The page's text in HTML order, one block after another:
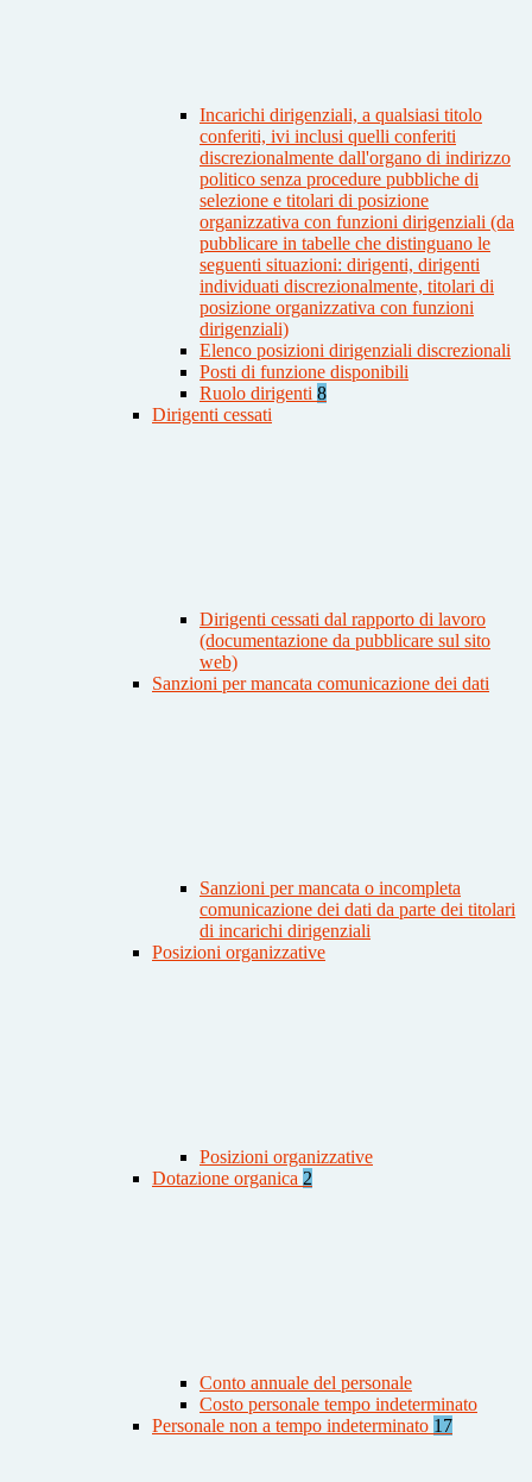
Incarichi dirigenziali, a qualsiasi titolo
conferiti, ivi inclusi quelli conferiti
discrezionalmente dall'organo di indirizzo
politico senza procedure pubbliche di
selezione e titolari di posizione
organizzativa con funzioni dirigenziali (da
pubblicare in tabelle che distinguano le
seguenti situazioni: dirigenti, dirigenti
individuati discrezionalmente, titolari di
posizione organizzativa con funzioni
dirigenziali)
Elenco posizioni dirigenziali discrezionali
Posti di funzione disponibili
Ruolo dirigenti 8
Dirigenti cessati
Dirigenti cessati dal rapporto di lavoro
(documentazione da pubblicare sul sito
web)
Sanzioni per mancata comunicazione dei dati
Sanzioni per mancata o incompleta
comunicazione dei dati da parte dei titolari
di incarichi dirigenziali
Posizioni organizzative
Posizioni organizzative
Dotazione organica 2
Conto annuale del personale
Costo personale tempo indeterminato
Personale non a tempo indeterminato 17